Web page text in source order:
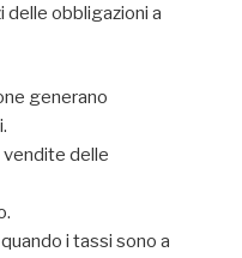
delle obbligazioni a
generano
delle
i tassi sono a